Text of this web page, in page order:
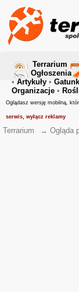
Terrarium
Ogłoszenia
• Artykuły •
Organizacje •
Oglądasz wersję mobilną,
serwis, wyłącz reklamy
Terrarium → Ogląda